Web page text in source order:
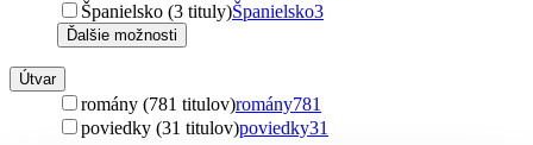
Španielsko (3 tituly)Španielsko3
Ďalšie možnosti
Útvar
romány (781 titulov)romány781
poviedky (31 titulov)poviedky31